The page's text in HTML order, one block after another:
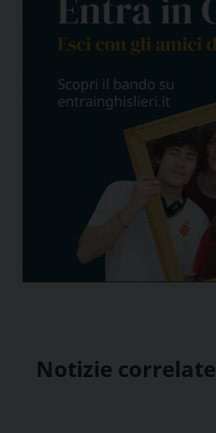
Notizie correlate